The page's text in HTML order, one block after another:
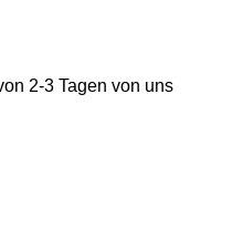
2-3 Tagen von uns